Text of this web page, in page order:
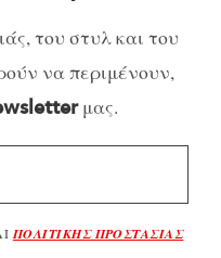
του στυλ και του
να περιμένουν,
μας.
ΠΟΛΙΤΙΚΗΣ ΠΡΟΣΤΑΣΙΑΣ